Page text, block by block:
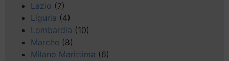
Lazio (7)
Liguria (4)
Lombardia (10)
Marche (8)
Milano Marittima (6)